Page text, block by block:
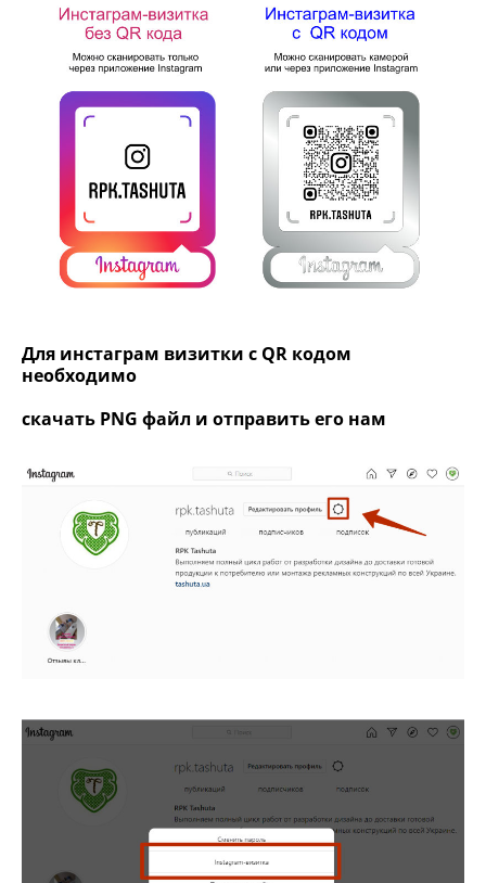
Для инстаграм визитки с QR кодом
необходимо
скачать PNG файл и отправить его нам